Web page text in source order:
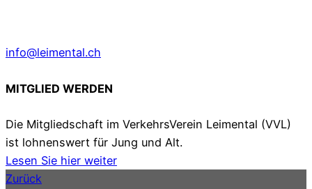
info@leimental.ch
MITGLIED WERDEN
Die Mitgliedschaft im VerkehrsVerein Leimental (VVL)
ist lohnenswert für Jung und Alt.
Lesen Sie hier weiter
Zurück